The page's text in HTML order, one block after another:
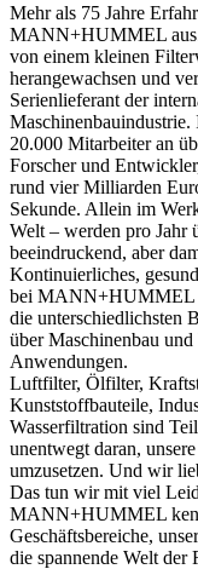
Mehr als 75 Jahre
MANN+HUMMEL aus.
von einem kleinen
herangewachsen und
Serienlieferant der
Maschinenbauindustrie.
20.000 Mitarbeiter an
Forscher und
rund vier Milliarden
Sekunde. Allein im
Welt – werden pro Jahr
beeindruckend, aber
Kontinuierliches,
bei MANN+HUMMEL
die unterschiedlichsten
über Maschinenbau
Anwendungen.
Luftfilter, Ölfilter,
Kunststoffbauteile,
Wasserfiltration sind
unentwegt daran,
umzusetzen. Und wir
Das tun wir mit viel
MANN+HUMMEL
Geschäftsbereiche,
die spannende Welt